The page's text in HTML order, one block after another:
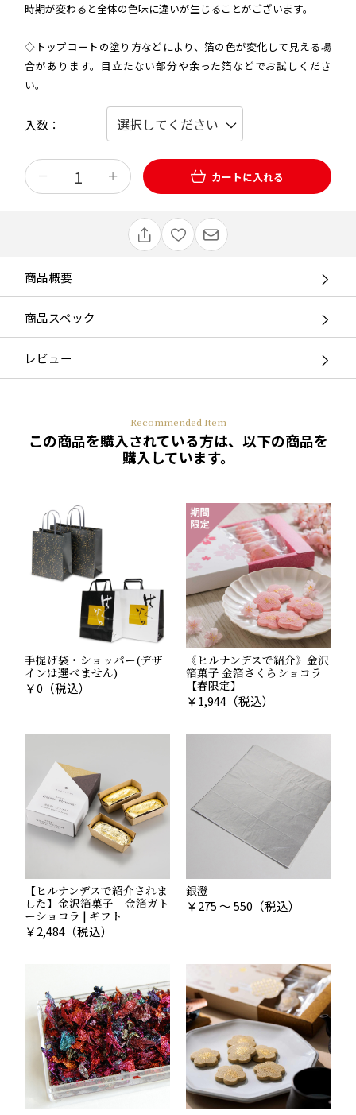
時期が変わると全体の色味に違いが生じることがございます。
◇トップコートの塗り方などにより、箔の色が変化して見える場
合があります。目立たない部分や余った箔などでお試しくださ
い。
入数
カートに入れる
商品概要
商品スペック
レビュー
Recommended Item
この商品を購入されている方は、以下の商品を
購入しています。
手提げ袋・ショッパー(デザ
インは選べません)
￥0 （税込）
《ヒルナンデスで紹介》金沢
箔菓子 金箔さくらショコラ
【春限定】
￥1,944 （税込）
【ヒルナンデスで紹介されま
した】金沢箔菓子 金箔ガト
ーショコラ | ギフト
￥2,484 （税込）
銀澄
￥275 ～ 550 （税込）